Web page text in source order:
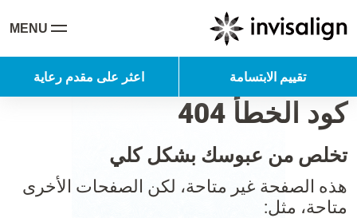
MENU
تقييم الابتسامة اعثر على مقدم رعاية
كود الخطأ 404
تخلص من عبوسك بشكل كلي
هذه الصفحة غير متاحة، لكن الصفحات الأخرى
متاحة، مثل: